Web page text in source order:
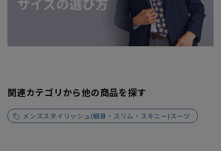
関連カテゴリから他の商品を探す
メンズスタイリッシュ(細身・スリム・スキニー)スーツ